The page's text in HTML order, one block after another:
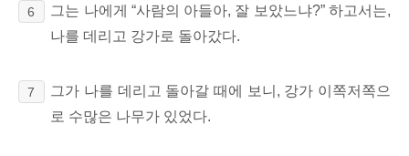
6
그는 나에게 “사람의 아들아, 잘 보았느냐?” 하고서는,
나를 데리고 강가로 돌아갔다.
7
그가 나를 데리고 돌아갈 때에 보니, 강가 이쪽저쪽으
로 수많은 나무가 있었다.